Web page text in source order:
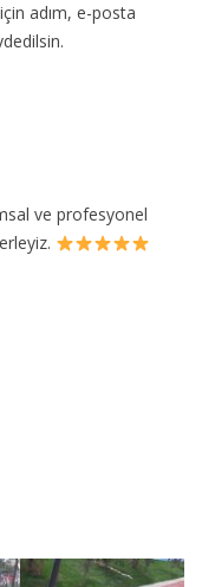
adım, e-posta
ve profesyonel